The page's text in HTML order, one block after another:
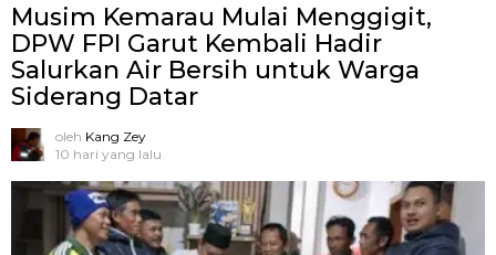
Musim Kemarau Mulai Menggigit,
DPW FPI Garut Kembali Hadir
Salurkan Air Bersih untuk Warga
Siderang Datar
oleh Kang Zey
10 hari yang lalu